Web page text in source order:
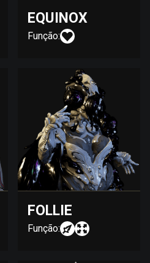
EQUINOX
Função:
FOLLIE
Função: